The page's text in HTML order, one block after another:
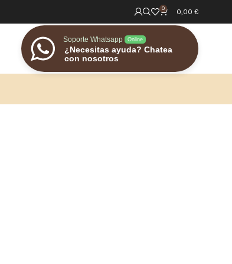
0 0,00 €
Soporte Whatsapp Online
¿Necesitas ayuda? Chatea
con nosotros